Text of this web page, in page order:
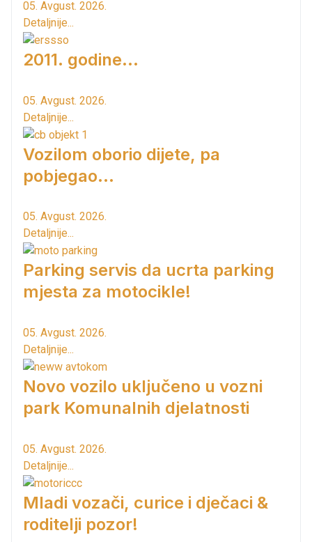
05. Avgust. 2026.
Detaljnije...
2011. godine...
05. Avgust. 2026.
Detaljnije...
Vozilom oborio dijete, pa
pobjegao...
05. Avgust. 2026.
Detaljnije...
Parking servis da ucrta parking
mjesta za motocikle!
05. Avgust. 2026.
Detaljnije...
Novo vozilo uključeno u vozni
park Komunalnih djelatnosti
05. Avgust. 2026.
Detaljnije...
Mladi vozači, curice i dječaci &
roditelji pozor!